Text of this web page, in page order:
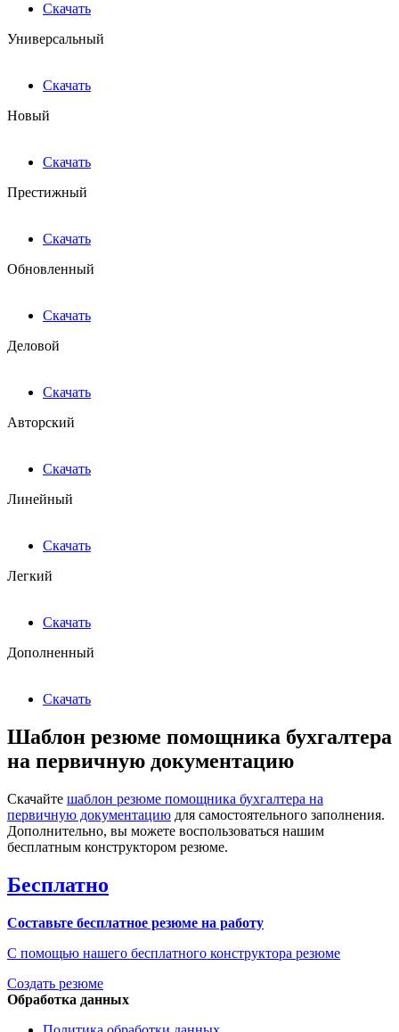
Скачать
Универсальный
Скачать
Новый
Скачать
Престижный
Скачать
Обновленный
Скачать
Деловой
Скачать
Авторский
Скачать
Линейный
Скачать
Легкий
Скачать
Дополненный
Скачать
Шаблон резюме помощника бухгалтера
на первичную документацию
Скачайте шаблон резюме помощника бухгалтера на
первичную документацию для самостоятельного заполнения.
Дополнительно, вы можете воспользоваться нашим
бесплатным конструктором резюме.
Бесплатно
Составьте бесплатное резюме на работу
С помощью нашего бесплатного конструктора резюме
Создать резюме
Обработка данных